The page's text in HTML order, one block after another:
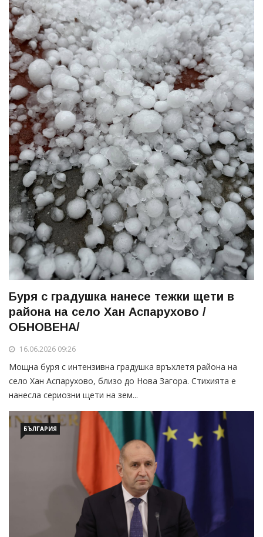
Буря с градушка нанесе тежки щети в
района на село Хан Аспарухово /
ОБНОВЕНА/
16.06.2026 09:26
Мощна буря с интензивна градушка връхлетя района на
село Хан Аспарухово, близо до Нова Загора. Стихията е
нанесла сериозни щети на зем...
БЪЛГАРИЯ